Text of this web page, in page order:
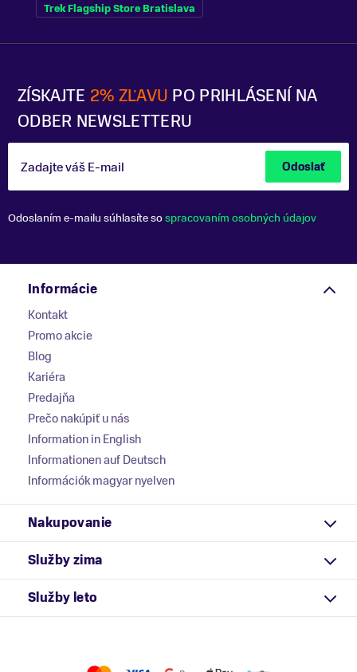
ZÍSKAJTE 2% ZĽAVU PO PRIHLÁSENÍ NA
ODBER NEWSLETTERU
Zadajte váš E-mail Odoslať
Odoslaním e-mailu súhlasíte sospracovaním osobných údajov
Trek Flagship Store Bratislava
Informácie
Kontakt
Promo akcie
Blog
Kariéra
Predajňa
Prečo nakúpiť u nás
Information in English
Informationen auf Deutsch
Információk magyar nyelven
Nakupovanie
Služby zima
Služby leto